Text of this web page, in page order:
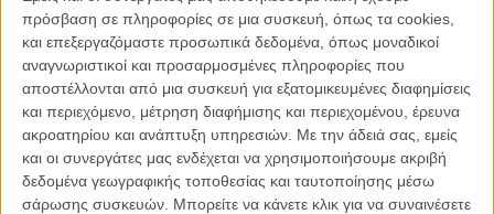
πρόσβαση σε πληροφορίες σε μια συσκευή, όπως τα cookies,
και επεξεργαζόμαστε προσωπικά δεδομένα, όπως μοναδικοί
αναγνωριστικοί και προσαρμοσμένες πληροφορίες που
αποστέλλονται από μια συσκευή για εξατομικευμένες διαφημίσεις
και περιεχόμενο, μέτρηση διαφήμισης και περιεχομένου, έρευνα
ακροατηρίου και ανάπτυξη υπηρεσιών. Με την άδειά σας, εμείς
και οι συνεργάτες μας ενδέχεται να χρησιμοποιήσουμε ακριβή
δεδομένα γεωγραφικής τοποθεσίας και ταυτοποίησης μέσω
σάρωσης συσκευών. Μπορείτε να κάνετε κλικ για να συναινέσετε
είναι λίγο-πολύ το νόημα της νέας ταινίας τού ηθοποιού και
σκηνοθέτη Μορίς Μπαρτελεμί, ο οποίος στήνει τη φόρμα ενός
ανθρώπινου ψηφιδωτού και πατά πάνω σε πανανθρώπινα ένστικτα
και σε παρωχημένα κλισέ για τη φύση της γυναίκας και του άνδρα -
χωρίς πολύ χαβαλέ.
Οι ήρωες της ταινίας είναι έξι χωρισμένοι Παριζιάνοι, των οποίων η
καθημερινότητα, ή η μοίρα, φέρνει έτσι τα πράγματα ώστε να
ξανασυγχρωτιστούν με τους πρώην τους και να συνειδητοποιήσουν